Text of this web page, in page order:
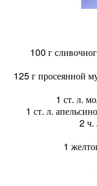
100 г
125 г просеянной
1 ст. л.
1 ст. л.
2 ч.
1